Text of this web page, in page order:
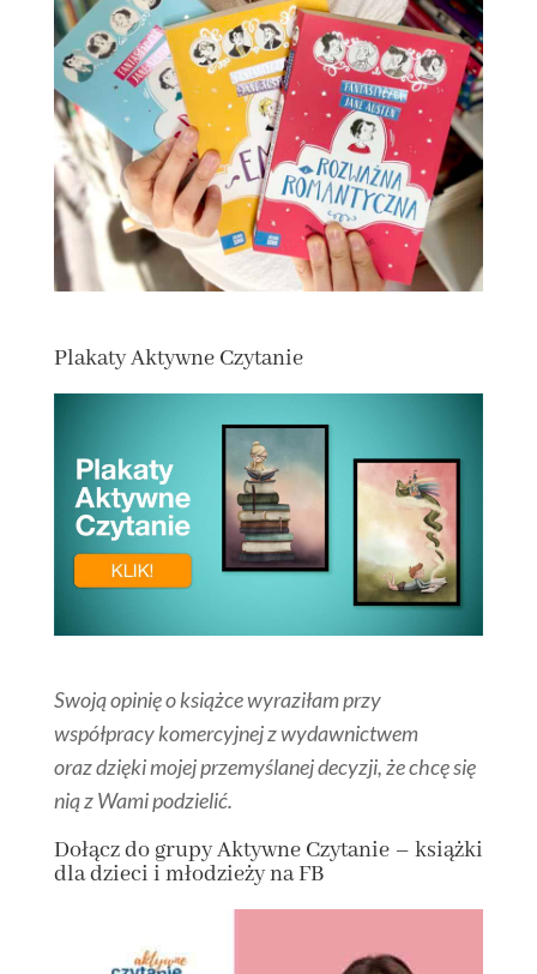
Plakaty Aktywne Czytanie
Swoją opinię o książce wyraziłam przy
współpracy komercyjnej z wydawnictwem
oraz dzięki mojej przemyślanej decyzji, że chcę się
nią z Wami podzielić.
Dołączdo grupyAktywne Czytanie – książki
dla dzieci i młodzieży na FB